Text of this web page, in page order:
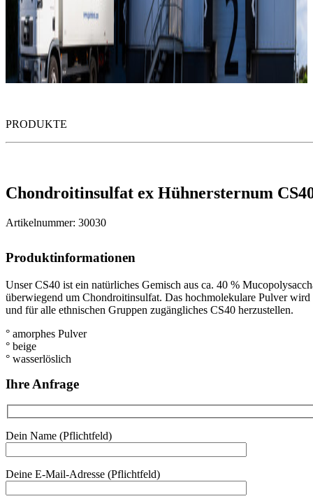
PRODUKTE
Chondroitinsulfat ex Hühnersternum
Artikelnummer: 30030
Produktinformationen
Unser CS40 ist ein natürliches Gemisch aus ca. 40 %
überwiegend um Chondroitinsulfat. Das hochmolekulare Pulver
und für alle ethnischen Gruppen zugängliches CS40 herzustellen.
° amorphes Pulver
° beige
° wasserlöslich
Ihre Anfrage
Dein Name (Pflichtfeld)
Deine E-Mail-Adresse (Pflichtfeld)